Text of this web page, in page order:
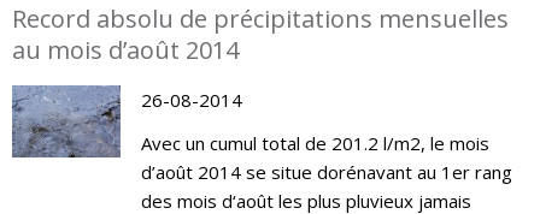
Record absolu de précipitations mensuelles
au mois d’août 2014
26-08-2014
Avec un cumul total de 201.2 l/m2, le mois
d’août 2014 se situe dorénavant au 1er rang
des mois d‘août les plus pluvieux jamais